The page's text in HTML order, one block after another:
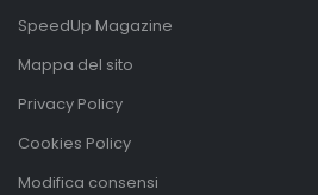
SpeedUp Magazine
Mappa del sito
Privacy Policy
Cookies Policy
Modifica consensi